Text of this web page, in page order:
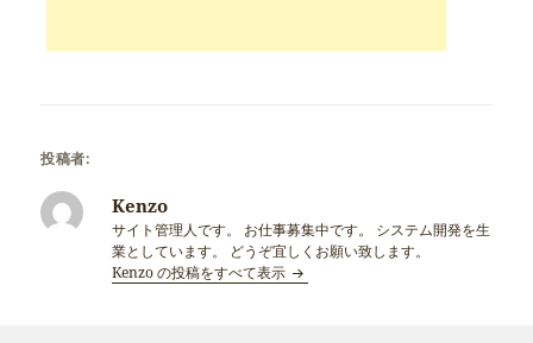
投稿者:
Kenzo
サイト管理人です。 お仕事募集中です。 システム開発を生
業としています。 どうぞ宜しくお願い致します。
Kenzo の投稿をすべて表示